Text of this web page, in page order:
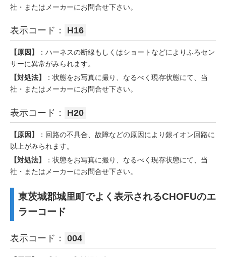
社・またはメーカーにお問合せ下さい。
表示コード： H16
【原因】
：ハーネスの断線もしくはショートなどによりふろセン
サーに異常がみられます。
【対処法】
：状態をお写真に撮り、なるべく現存状態にて、当
社・またはメーカーにお問合せ下さい。
表示コード： H20
【原因】
：回路の不具合、故障などの原因により銀イオン回路に
以上がみられます。
【対処法】
：状態をお写真に撮り、なるべく現存状態にて、当
社・またはメーカーにお問合せ下さい。
東茨城郡城里町でよく表示されるCHOFUのエ
ラーコード
表示コード： 004